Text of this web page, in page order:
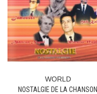
WORLD
NOSTALGIE DE LA CHANSON